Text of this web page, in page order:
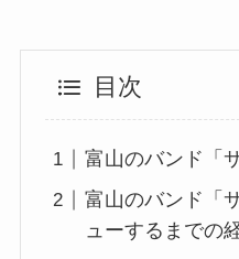
目次
富山のバンド「
富山のバンド「
ューするまでの